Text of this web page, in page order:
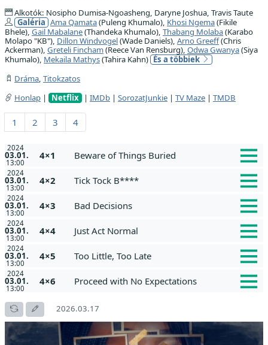
Alkotók: Nosipho Dumisa-Ngoasheng, Daryne Joshua, Travis Taute
Galéria Ama Qamata(Puleng Khumalo), Khosi Ngema(Fikile
Bhele), Gail Mabalane(Thandeka Khumalo), Thabang Molaba(Karabo
Molapo "KB"), Dillon Windvogel(Wade Daniels), Arno Greeff(Chris
Ackerman), Greteli Fincham(Reece Van Rensburg), Odwa Gwanya(Siya
Khumalo), Mekaila Mathys(Tahira Kahn) És a többiek
Dráma, Titokzatos
Honlap | Netflix | IMDb | SorozatJunkie | TV Maze | TMDB
1 2 3 4
2024
03.01.
13:00
4×1 Beware of Things Buried
2024
03.01.
13:00
4×2 Tick Tock B****
2024
03.01.
13:00
4×3 Bad Decisions
2024
03.01.
13:00
4×4 Just Act Normal
2024
03.01.
13:00
4×5 Too Little, Too Late
2024
03.01.
13:00
4×6 Proceed with No Expectations
2026.03.17